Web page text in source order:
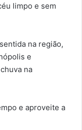
limpo e sem
na região,
e
na
e aproveite a